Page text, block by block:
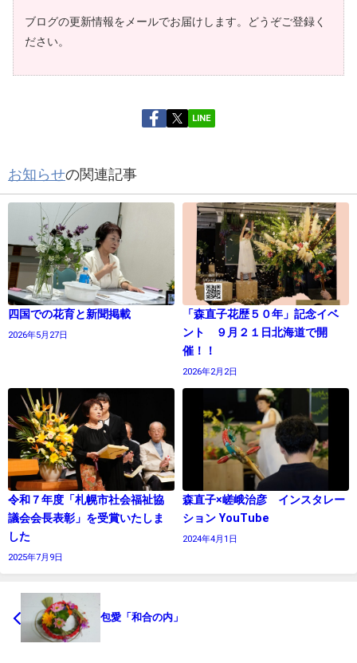
ブログの更新情報をメールでお届けします。どうぞご登録く
ださい。
LINE
お知らせの関連記事
四国での花育と新聞掲載
2026年5月27日
「森直子花歴５０年」記念イベ
ント ９月２１日北海道で開
催！！
2026年2月2日
令和７年度「札幌市社会福祉協
議会会長表彰」を受賞いたしま
した
2025年7月9日
森直子×嵯峨治彦 インスタレー
ション YouTube
2024年4月1日
包愛「和合の内」